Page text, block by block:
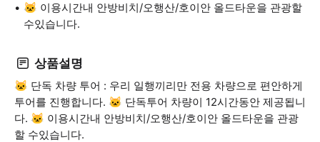
🐱 이용시간내 안방비치/오행산/호이안 올드타운을 관광할
수있습니다.
상품설명
🐱 단독 차량 투어 : 우리 일행끼리만 전용 차량으로 편안하게
투어를 진행합니다. 🐱 단독투어 차량이 12시간동안 제공됩니
다. 🐱 이용시간내 안방비치/오행산/호이안 올드타운을 관광
할 수있습니다.